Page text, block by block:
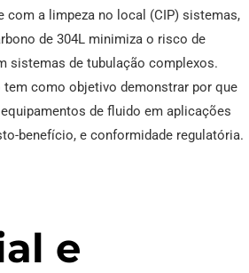
a limpeza no local (CIP) sistemas,
de 304L minimiza o risco de
sistemas de tubulação complexos.
como objetivo demonstrar por que
de fluido em aplicações
benefício, e conformidade regulatória.
e